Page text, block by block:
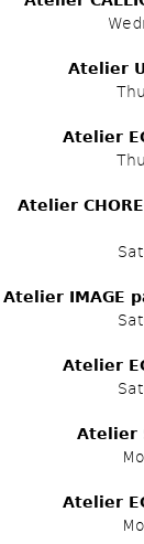
Atelier
Atelier
Atelier
Atelier IMAGE
Atelier
Atelier
Atelier